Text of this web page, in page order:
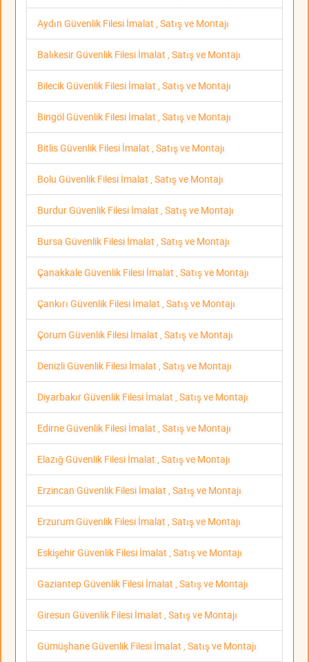
Aydın Güvenlik Filesi İmalat , Satış ve Montajı
Balıkesir Güvenlik Filesi İmalat , Satış ve Montajı
Bilecik Güvenlik Filesi İmalat , Satış ve Montajı
Bingöl Güvenlik Filesi İmalat , Satış ve Montajı
Bitlis Güvenlik Filesi İmalat , Satış ve Montajı
Bolu Güvenlik Filesi İmalat , Satış ve Montajı
Burdur Güvenlik Filesi İmalat , Satış ve Montajı
Bursa Güvenlik Filesi İmalat , Satış ve Montajı
Çanakkale Güvenlik Filesi İmalat , Satış ve Montajı
Çankırı Güvenlik Filesi İmalat , Satış ve Montajı
Çorum Güvenlik Filesi İmalat , Satış ve Montajı
Denizli Güvenlik Filesi İmalat , Satış ve Montajı
Diyarbakır Güvenlik Filesi İmalat , Satış ve Montajı
Edirne Güvenlik Filesi İmalat , Satış ve Montajı
Elazığ Güvenlik Filesi İmalat , Satış ve Montajı
Erzincan Güvenlik Filesi İmalat , Satış ve Montajı
Erzurum Güvenlik Filesi İmalat , Satış ve Montajı
Eskişehir Güvenlik Filesi İmalat , Satış ve Montajı
Gaziantep Güvenlik Filesi İmalat , Satış ve Montajı
Giresun Güvenlik Filesi İmalat , Satış ve Montajı
Gümüşhane Güvenlik Filesi İmalat , Satış ve Montajı